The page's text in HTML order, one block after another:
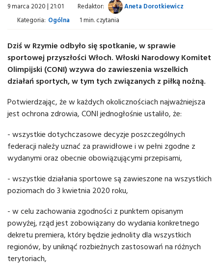
9 marca 2020 | 21:01 Redaktor:
Aneta Dorotkiewicz
Kategoria: Ogólna 1 min. czytania
Dziś w Rzymie odbyło się spotkanie, w sprawie
sportowej przyszłości Włoch. Włoski Narodowy Komitet
Olimpijski (CONI) wzywa do zawieszenia wszelkich
działań sportych, w tym tych związanych z piłką nożną.
Potwierdzając, że w każdych okolicznościach najważniejsza
jest ochrona zdrowia, CONI jednogłośnie ustaliło, że:
- wszystkie dotychczasowe decyzje poszczególnych
federacji należy uznać za prawidłowe i w pełni zgodne z
wydanymi oraz obecnie obowiązującymi przepisami,
- wszystkie działania sportowe są zawieszone na wszystkich
poziomach do 3 kwietnia 2020 roku,
- w celu zachowania zgodności z punktem opisanym
powyżej, rząd jest zobowiązany do wydania konkretnego
dekretu premiera, który będzie jednolity dla wszystkich
regionów, by uniknąć rozbieżnych zastosowań na różnych
terytoriach,